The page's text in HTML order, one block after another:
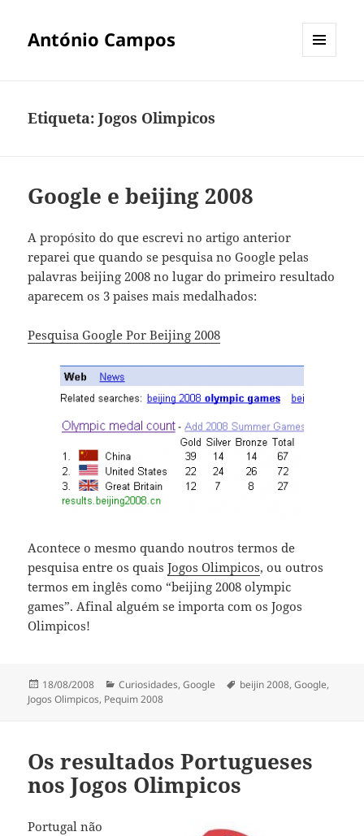
António Campos
Etiqueta:Jogos Olimpicos
Google e beijing 2008
A propósito do que escrevi no artigo anterior
reparei que quando se pesquisa no Google pelas
palavras beijing 2008 no lugar do primeiro resultado
aparecem os 3 paises mais medalhados:
Pesquisa Google Por Beijing 2008
Acontece o mesmo quando noutros termos de
pesquisa entre os quaisJogos Olimpicos, ou outros
termos em inglês como “beijing 2008 olympic
games”. Afinal alguém se importa com os Jogos
Olimpicos!
Publicado
a
18/08/2008 Categorias
Curiosidades,Google Etiquetas
beijin 2008,Google,
Jogos Olimpicos, Pequim 2008
Os resultados Portugueses
nos Jogos Olimpicos
Portugal não